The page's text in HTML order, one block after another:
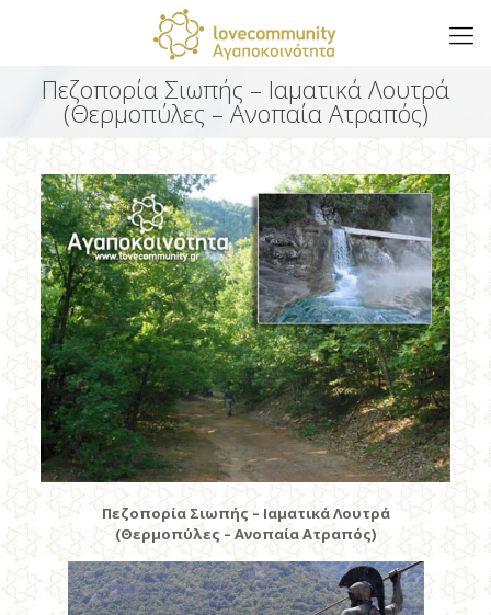
Πεζοπορία Σιωπής – Ιαματικά Λουτρά
(Θερμοπύλες – Ανοπαία Ατραπός)
Πεζοπορία Σιωπής – Ιαματικά Λουτρά
(Θερμοπύλες – Ανοπαία Ατραπός)